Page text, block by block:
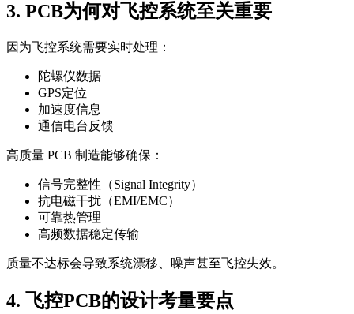
3. PCB为何对飞控系统至关重要
因为飞控系统需要实时处理：
陀螺仪数据
GPS定位
加速度信息
通信电台反馈
高质量 PCB 制造能够确保：
信号完整性（Signal Integrity）
抗电磁干扰（EMI/EMC）
可靠热管理
高频数据稳定传输
质量不达标会导致系统漂移、噪声甚至飞控失效。
4. 飞控PCB的设计考量要点